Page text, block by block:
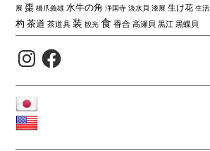
展 棗 橋爪義雄 水牛の角 浄国寺 淡水貝 漆展 生け花 生活
杓 茶道 茶道具 装 観光 食 香合 高瀬貝 黒江 黒蝶貝
InstagramFacebook